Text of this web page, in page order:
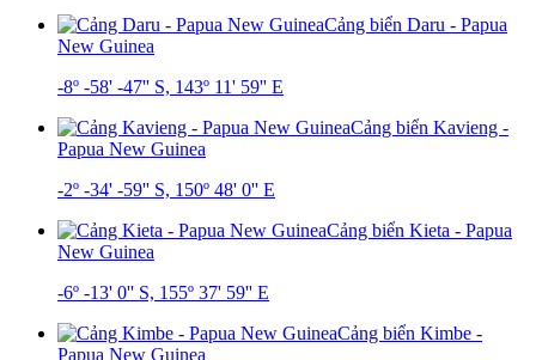
Cảng biển Daru - Papua
New Guinea
-8º -58' -47'' S, 143º 11' 59'' E
Cảng biển Kavieng -
Papua New Guinea
-2º -34' -59'' S, 150º 48' 0'' E
Cảng biển Kieta - Papua
New Guinea
-6º -13' 0'' S, 155º 37' 59'' E
Cảng biển Kimbe -
Papua New Guinea